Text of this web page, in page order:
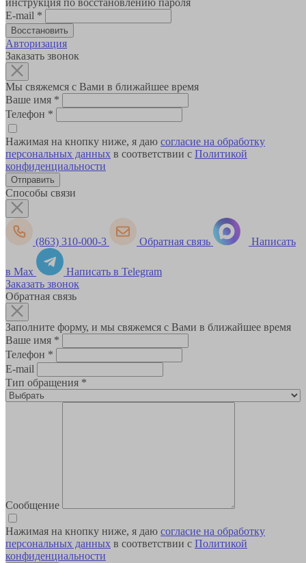
инструкция по восстановлению пароля
E-mail *
Авторизация
Заказать звонок
Мы свяжемся с Вами в ближайшее время
Ваше имя *
Телефон *
Нажимая на кнопку ниже, я даю согласие на обработку
персональных данных в соответствии с Политикой
конфиденциальности
Способы связи
(863) 310-000-3 Обратная связь Написать
в Max
Написать в Telegram
Заказать звонок
Обратная связь
Заполните форму, и мы свяжемся с Вами в ближайшее время
Ваше имя *
Телефон *
E-mail
Тип обращения *
Сообщение
Нажимая на кнопку ниже, я даю согласие на обработку
персональных данных в соответствии с Политикой
конфиденциальности